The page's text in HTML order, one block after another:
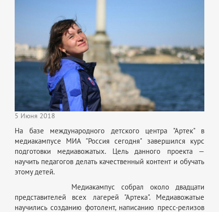
5 Июня 2018
На базе международного детского центра "Артек" в
медиакампусе МИА "Россия сегодня" завершился курс
подготовки медиавожатых. Цель данного проекта —
научить педагогов делать качественный контент и обучать
этому детей.
Медиакампус собрал около двадцати
представителей всех лагерей "Артека". Медиавожатые
научились созданию фотолент, написанию пресс-релизов